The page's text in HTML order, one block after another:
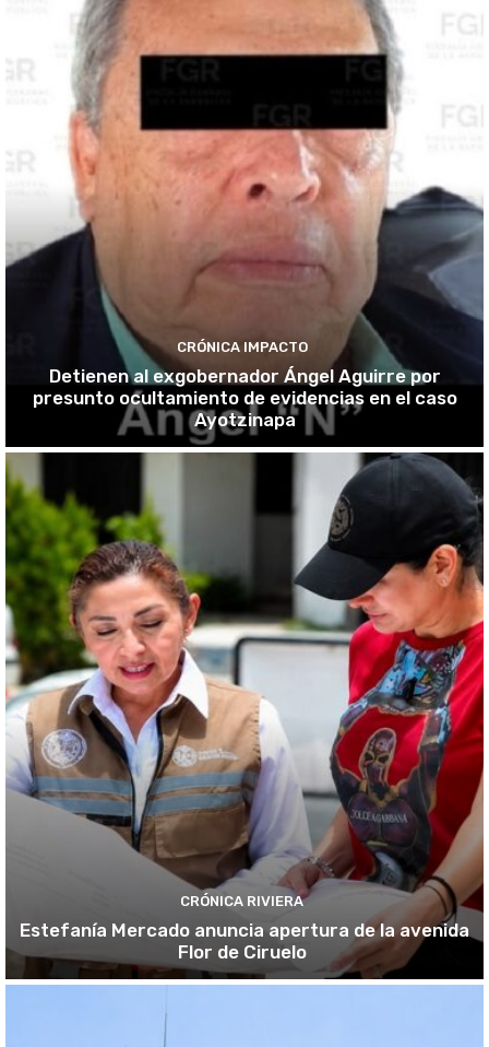
CRÓNICA IMPACTO
Detienen al exgobernador Ángel Aguirre por
presunto ocultamiento de evidencias en el caso
Ayotzinapa
CRÓNICA RIVIERA
Estefanía Mercado anuncia apertura de la avenida
Flor de Ciruelo